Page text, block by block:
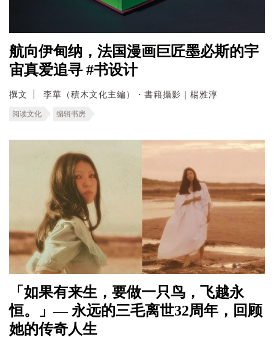
航向伊甸纳，法国漫画巨匠墨必斯的宇
宙真爱追寻 #书设计
撰文 李華（積木文化主編）・書籍攝影｜楊雅淳
阅读文化 编辑书房
「如果有来生，要做一只鸟，飞越永
恒。」— 永远的三毛离世32周年，回顾
她的传奇人生